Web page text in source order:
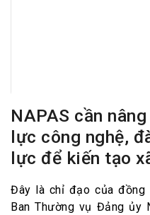
NAPAS cần
lực công nghệ,
lực để kiến tạo
Đây là chỉ đạo của đồng
Ban Thường vụ Đảng ủy